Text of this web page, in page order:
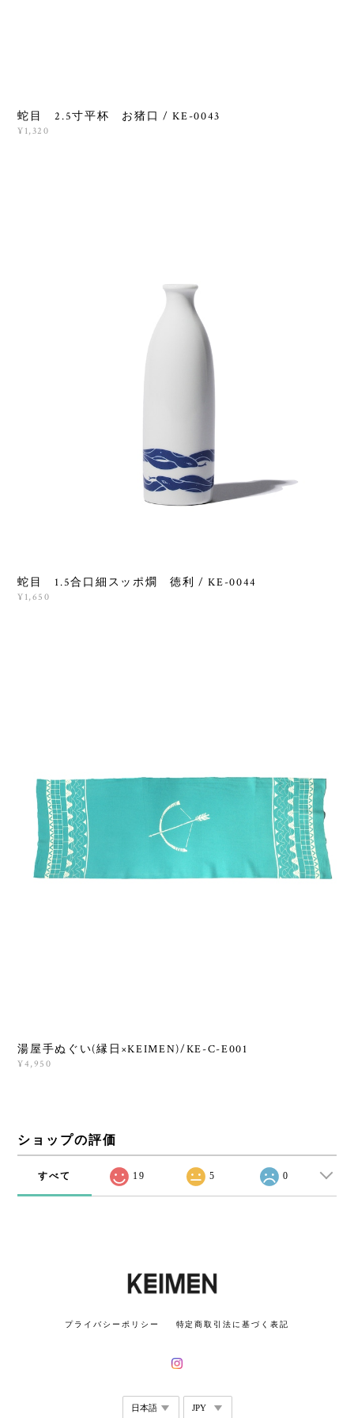
蛇目 2.5寸平杯 お猪口 / KE-0043
¥1,320
蛇目 1.5合口細スッポ燗 徳利 / KE-0044
¥1,650
湯屋手ぬぐい(縁日×KEIMEN)/KE-C-E001
¥4,950
ショップの評価
すべて 19 5 0
プライバシーポリシー 特定商取引法に基づく表記